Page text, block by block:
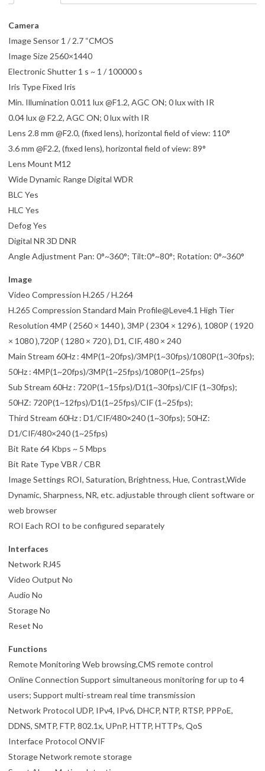
Camera
Image Sensor 1 / 2.7 “CMOS
Image Size 2560×1440
Electronic Shutter 1 s ~ 1 / 100000 s
Iris Type Fixed Iris
Min. Illumination 0.011 lux @F1.2, AGC ON; 0 lux with IR
0.04 lux @ F2.2, AGC ON; 0 lux with IR
Lens 2.8 mm @F2.0, (fixed lens), horizontal field of view: 110°
3.6 mm @F2.2, (fixed lens), horizontal field of view: 89°
Lens Mount M12
Wide Dynamic Range Digital WDR
BLC Yes
HLC Yes
Defog Yes
Digital NR 3D DNR
Angle Adjustment Pan: 0°~360°; Tilt:0°~80°; Rotation: 0°~360°
Image
Video Compression H.265 / H.264
H.265 Compression Standard Main Profile@Leve4.1 High Tier
Resolution 4MP ( 2560 × 1440 ), 3MP ( 2304 × 1296 ), 1080P ( 1920
× 1080 ),720P ( 1280 × 720 ), D1, CIF, 480 × 240
Main Stream 60Hz : 4MP(1~20fps)/3MP(1~30fps)/1080P(1~30fps);
50Hz : 4MP(1~20fps)/3MP(1~25fps)/1080P(1~25fps)
Sub Stream 60Hz : 720P(1~15fps)/D1(1~30fps)/CIF (1~30fps);
50HZ: 720P(1~12fps)/D1(1~25fps)/CIF (1~25fps);
Third Stream 60Hz : D1/CIF/480×240 (1~30fps); 50HZ:
D1/CIF/480×240 (1~25fps)
Bit Rate 64 Kbps ~ 5 Mbps
Bit Rate Type VBR / CBR
Image Settings ROI, Saturation, Brightness, Hue, Contrast,Wide
Dynamic, Sharpness, NR, etc. adjustable through client software or
web browser
ROI Each ROI to be configured separately
Interfaces
Network RJ45
Video Output No
Audio No
Storage No
Reset No
Functions
Remote Monitoring Web browsing,CMS remote control
Online Connection Support simultaneous monitoring for up to 4
users; Support multi-stream real time transmission
Network Protocol UDP, IPv4, IPv6, DHCP, NTP, RTSP, PPPoE,
DDNS, SMTP, FTP, 802.1x, UPnP, HTTP, HTTPs, QoS
Interface Protocol ONVIF
Storage Network remote storage